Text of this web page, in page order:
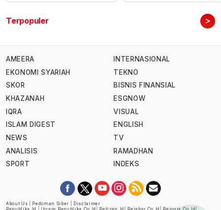
Terpopuler >
AMEERA
EKONOMI SYARIAH
SKOR
KHAZANAH
IQRA
ISLAM DIGEST
NEWS
ANALISIS
SPORT
INTERNASIONAL
TEKNO
BISNIS FINANSIAL
ESGNOW
VISUAL
ENGLISH
TV
RAMADHAN
INDEKS
About Us Pedoman Siber
Disclaimer